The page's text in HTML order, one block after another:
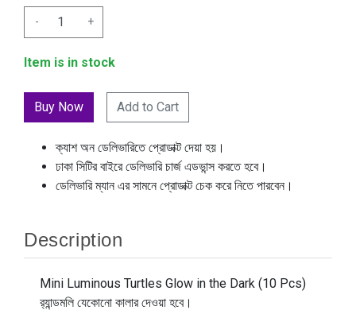
- +
Item is in stock
Add to Cart
ক্যাশ অন ডেলিভারিতে প্রোডাক্ট দেয়া হয়।
ঢাকা সিটির বাইরে ডেলিভারি চার্জ এডভান্স করতে হবে।
ডেলিভারি ম্যান এর সামনে প্রোডাক্ট চেক করে নিতে পারবেন।
Description
Mini Luminous Turtles Glow in the Dark (10 Pcs)
র‍্যান্ডমলি যেকোনো কালার দেওয়া হবে।